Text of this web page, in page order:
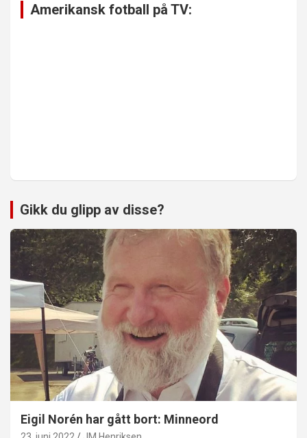
Amerikansk fotball på TV:
Gikk du glipp av disse?
Eigil Norén har gått bort: Minneord